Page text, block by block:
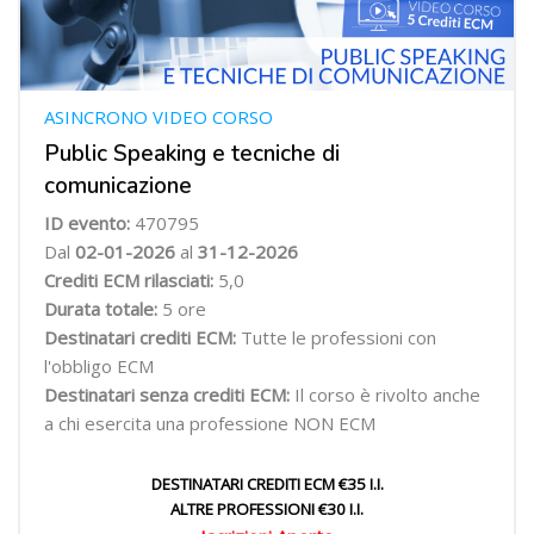
Public Speaking e tecniche di
comunicazione
ASINCRONO VIDEO CORSO
ID evento: 470795
Dal 02-01-2026 al 31-12-2026
Crediti ECM rilasciati: 5,0
Durata totale: 5 ore
Destinatari crediti ECM: Tutte le professioni con
l'obbligo ECM
Destinatari senza crediti ECM: Il corso è rivolto anche
a chi esercita una professione NON ECM
DESTINATARI CREDITI ECM €35 I.I.
ALTRE PROFESSIONI €30 I.I.